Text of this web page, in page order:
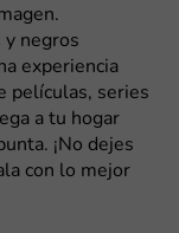
y negros
experiencia
películas, series
a tu hogar
¡No dejes
con lo mejor